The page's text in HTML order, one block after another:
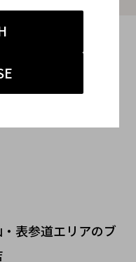
表参道エリアのブ